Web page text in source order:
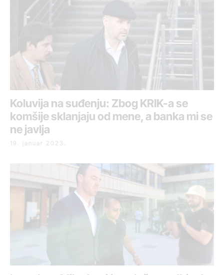
Koluvija na suđenju: Zbog KRIK-a se
komšije sklanjaju od mene, a banka mi se
ne javlja
19. januar 2023.